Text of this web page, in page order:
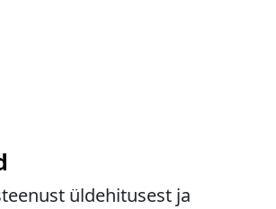
üldehitusest ja